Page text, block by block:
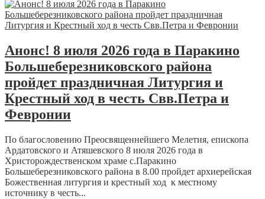
Анонс! 8 июля 2026 года в Паракино
Большеберезниковского района
пройдет праздничная Литургия и
Крестный ход в честь Свв.Петра и
Февронии
По благословению Преосвященнейшего Мелетия, епископа
Ардатовского и Атяшевского 8 июля 2026 года в
Христорождественском храме с.Паракино
Большеберезниковского района в 8.00 пройдет архиерейская
Божественная литургия и крестный ход к местному
источнику в честь...